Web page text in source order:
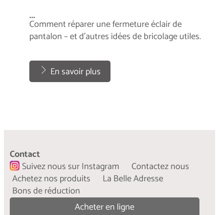
...
Comment réparer une fermeture éclair de
pantalon – et d’autres idées de bricolage utiles.
...
En savoir plus
Comment prendre soin de vêtements pour qu’ils
restent pour la vie.
...
En savoir plus
Contact
Suivez nous sur Instagram
Contactez nous
Achetez nos produits
La Belle Adresse
Bons de réduction
Acheter en ligne